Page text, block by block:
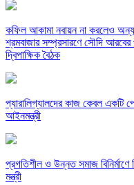
কফিল আকামা নবায়ন না করলেও অন্য
শ্রমবাজার সম্প্রসারণে সৌদি আরবের
দ্বিপাক্ষিক বৈঠক
প্যারালিগ্যালদের কাজ কেবল একটি
আইনমন্ত্রী
‎প্রগতিশীল ও উন্নত সমাজ
মন্ত্রী